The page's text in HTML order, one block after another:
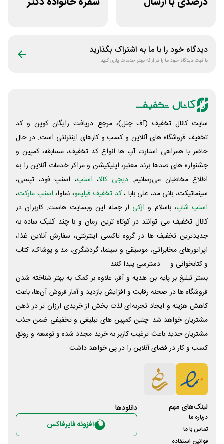
دیدگاه خود را با ما به اشتراک بگذارید
با ثبت دیدگاه خود ما را در ارائه بهتر خدمات یاری کنید
سایت کانال تخفیف (آف چنل)، مرجع دریافت رایگان کوپن و کد
تخفیف فروشگاه های آنلاین و کسب و‌ کارهای اینترنتی است. در حال
حاضر با همراهی استارت آپ ها انواع کد تخفیف، مسابقه، کمپین و
جشنواره های صدها برند معتبر، اپلیکیشن و مراکز خدمات آنلاین را به
اطلاع مخاطبان می‌رسانیم. دیجی کالا، اسنپ، اسنپ فود، تپسی،
سینماتیکت، بانی مد، علی‌ بابا ،کد تخفیف فیلیمو، نماوا، اسنپ مارکت،
اسنپ شاپ، باسلام و ازکی از جمله این وبسایت ‌هاست. کاربران در
کانال تخفیف می توانند در کوتاه ترین زمان و با چند کلیک ساده به
جدیدترین تخفیف ها در گروه تاکسی اینترنتی، سفارش آنلاین غذا،
اپراتورهای مخابراتی، موسیقی و سینما، گردشگری، مد و پوشاک، کتاب
و کتابخوانی و ... دسترسی پیدا کنند.
بستر تبلیغ بر پایه بن هدیه و آفر، علاوه بر کمک به بهتر شناخته شدن
فروشگاه ها در صحنه رقابت و افزایش بازدید و آمار فروش آن‌ها، باعث
کاهش هزینه و ایجاد تجربه‌ای لذت بخش از خریدی ارزان تر در ذهن
مشتریان خواهد شد. چنین کمپین های تبلیغی و تخفیفی ضمن جذب
مشتریان جدید باعث ترغیب کاربر به خرید مجدد شده و توسعه و رونق
کسب و کار در فضای آنلاین را در پی خواهد داشت.
لینک‌های مهم
درباره ما
تماس با ما
قوانین استفاده
دانلود‌ها
افزونه فایرفاکس